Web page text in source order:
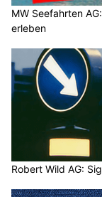
MW Seefahrten
erleben
Robert Wild AG: